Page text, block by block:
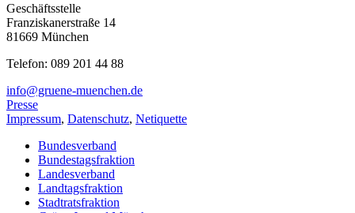
Geschäftsstelle
Franziskanerstraße 14
81669 München
Telefon: 089 201 44 88
info@gruene-muenchen.de
Presse
Impressum, Datenschutz, Netiquette
Bundesverband
Bundestagsfraktion
Landesverband
Landtagsfraktion
Stadtratsfraktion